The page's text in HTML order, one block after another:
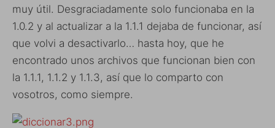
muy útil. Desgraciadamente solo funcionaba en la
1.0.2 y al actualizar a la 1.1.1 dejaba de funcionar, así
que volvi a desactivarlo… hasta hoy, que he
encontrado unos archivos que funcionan bien con
la 1.1.1, 1.1.2 y 1.1.3, así que lo comparto con
vosotros, como siempre.